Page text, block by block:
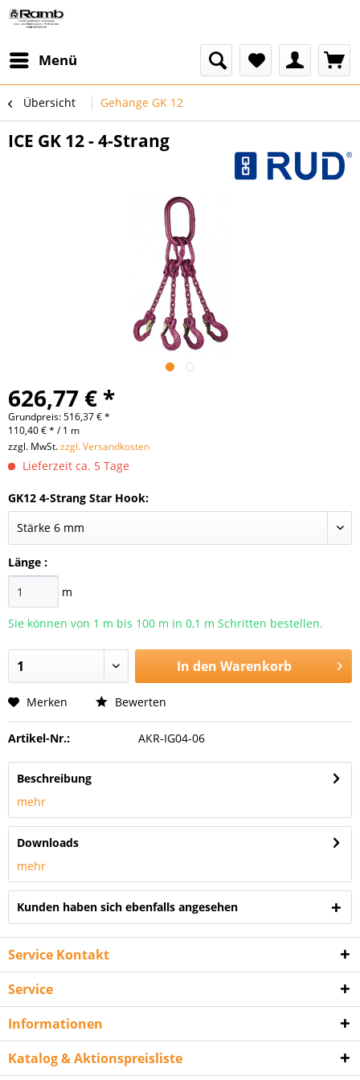
Menü
Übersicht Gehänge GK 12
ICE GK 12 - 4-Strang
626,77 € *
Grundpreis: 516,37 € *
110,40 € * / 1 m
zzgl. MwSt.zzgl. Versandkosten
Lieferzeit ca. 5 Tage
GK12 4-Strang Star Hook:
Länge :
m
Sie können von 1 m bis 100 m in 0,1 m Schritten bestellen.
In den Warenkorb
Merken Bewerten
Artikel-Nr.: AKR-IG04-06
Beschreibung
mehr
Downloads
mehr
Kunden haben sich ebenfalls angesehen
Service Kontakt
Service
Informationen
Katalog & Aktionspreisliste